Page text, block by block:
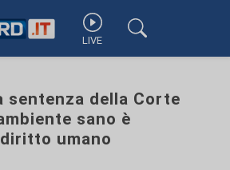
LIVE
sentenza della Corte
sano è
umano